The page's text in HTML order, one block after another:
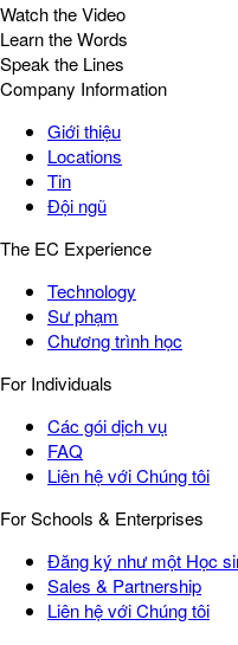
Watch the Video
Learn the Words
Speak the Lines
Company Information
Giới thiệu
Locations
Tin
Đội ngũ
The EC Experience
Technology
Sư phạm
Chương trình học
For Individuals
Các gói dịch vụ
FAQ
Liên hệ với Chúng tôi
For Schools & Enterprises
Đăng ký như một Học
Sales & Partnership
Liên hệ với Chúng tôi